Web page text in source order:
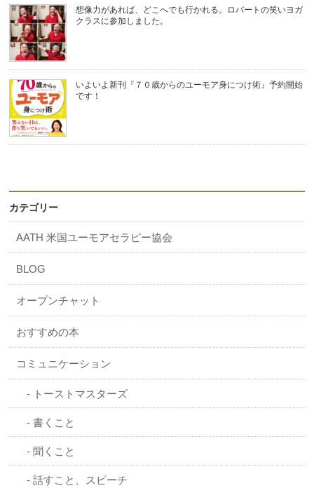
想像力があれば、どこへでも行かれる。ロバートの笑いヨガ
クラスに参加しました。
いよいよ新刊『７０歳からのユーモア身につけ術』予約開始
です！
カテゴリー
AATH 米国ユーモアセラピー協会
BLOG
オープンチャット
おすすめの本
コミュニケーション
トーストマスターズ
書くこと
聞くこと
話すこと、スピーチ